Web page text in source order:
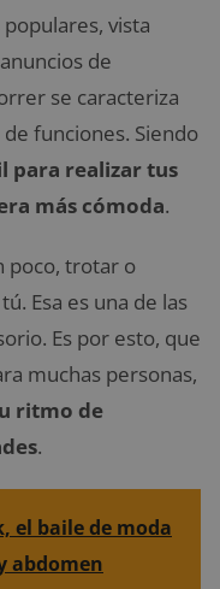
vista
de
se caracteriza
funciones. Siendo
para realizar tus
más cómoda.
poco, trotar o
Esa es una de las
Es por esto, que
muchas personas,
ritmo de
.
el baile de moda
abdomen